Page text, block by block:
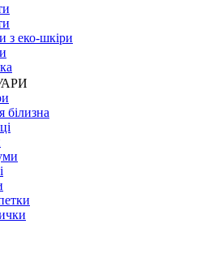
з еко-шкіри